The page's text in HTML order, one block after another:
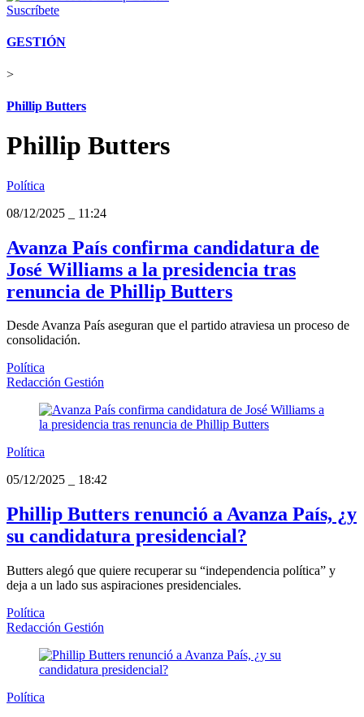
Suscríbete
GESTIÓN
>
Phillip Butters
Phillip Butters
Política
08/12/2025
11:24
Avanza País confirma candidatura de
José Williams a la presidencia tras
renuncia de Phillip Butters
Desde Avanza País aseguran que el partido atraviesa un proceso de
consolidación.
Política
Redacción Gestión
Política
05/12/2025
18:42
Phillip Butters renunció a Avanza País, ¿y
su candidatura presidencial?
Butters alegó que quiere recuperar su “independencia política” y
deja a un lado sus aspiraciones presidenciales.
Política
Redacción Gestión
Política